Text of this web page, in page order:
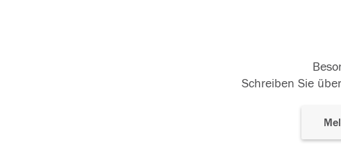
Schreiben Sie